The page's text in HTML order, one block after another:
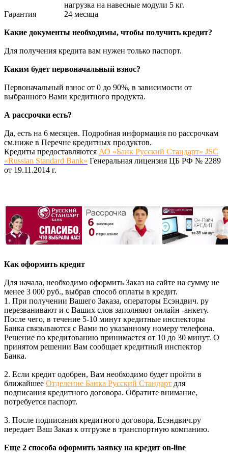
нагрузка на навесные модули 5 кг.
Гарантия
24 месяца
Какие документы необходимы, чтобы получить кредит?
Для получения кредита вам нужен только паспорт.
Каким будет первоначальный взнос?
Первоначальный взнос от 0 до 90%, в зависимости от
выбранного Вами кредитного продукта.
А рассрочки есть?
Да, есть на 6 месяцев. Подробная информация по рассрочкам
см.ниже в Перечне кредитных продуктов.
Кредиты предоставляются АО «Банк Русский Стандарт» JSC
«Russian Standard Bank» Генеральная лицензия ЦБ РФ № 2289
от 19.11.2014 г.
Как оформить кредит
Для начала, необходимо оформить Заказ на сайте на сумму не
менее 3 000 руб., выбрав способ оплаты в кредит.
1. При получении Вашего Заказа, операторы Есэндвич. ру
перезванивают и с Ваших слов заполняют онлайн -анкету.
После чего, в течение 5-10 минут кредитные инспекторы
Банка связываются с Вами по указанному номеру телефона.
Решение по кредитованию принимается от 10 до 30 минут. О
принятом решении Вам сообщает кредитный инспектор
Банка.
2. Если кредит одобрен, Вам необходимо будет пройти в
ближайшее Отделение Банка Русский Стандарт для
подписания кредитного договора. Обратите внимание,
потребуется паспорт.
3. После подписания кредитного договора, Есэндвич.ру
передает Ваш Заказ к отгрузке в транспортную компанию.
Еще 2 способа оформить заявку на кредит on-line